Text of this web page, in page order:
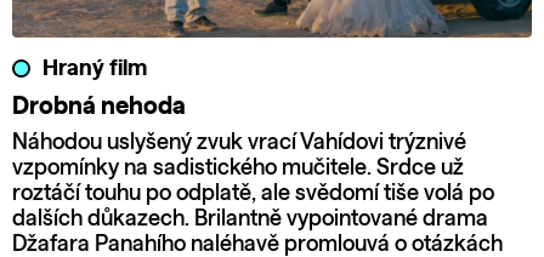
Hraný film
Drobná nehoda
Náhodou uslyšený zvuk vrací Vahídovi trýznivé
vzpomínky na sadistického mučitele. Srdce už
roztáčí touhu po odplatě, ale svědomí tiše volá po
dalších důkazech. Brilantně vypointované drama
Džafara Panahího naléhavě promlouvá o otázkách